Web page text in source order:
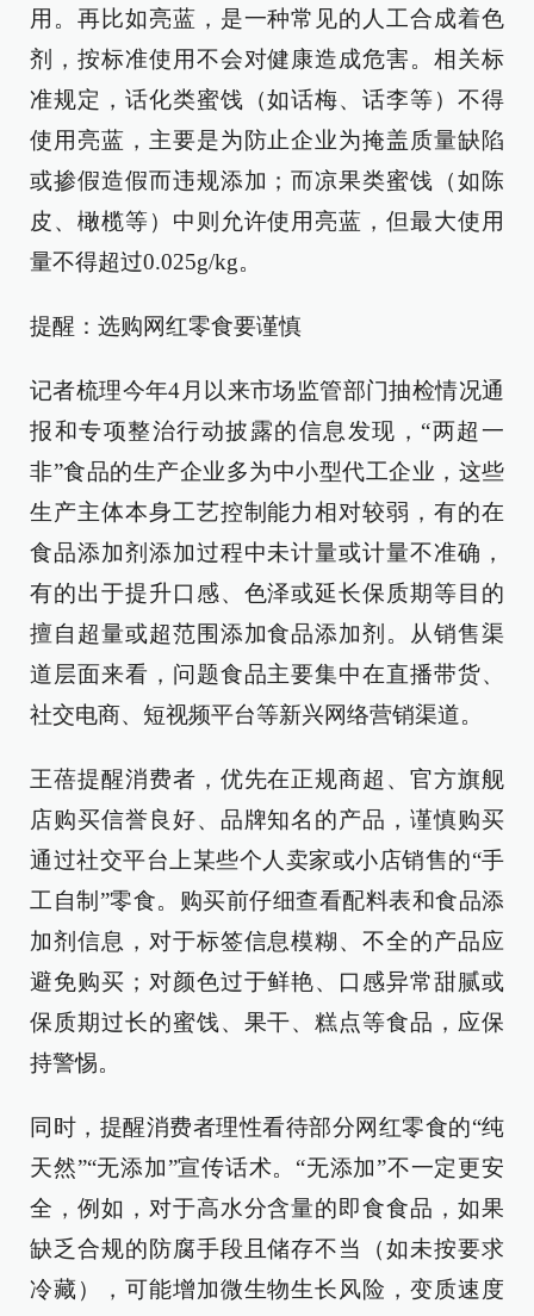
用。再比如亮蓝，是一种常见的人工合成着色
剂，按标准使用不会对健康造成危害。相关标
准规定，话化类蜜饯（如话梅、话李等）不得
使用亮蓝，主要是为防止企业为掩盖质量缺陷
或掺假造假而违规添加；而凉果类蜜饯（如陈
皮、橄榄等）中则允许使用亮蓝，但最大使用
量不得超过0.025g/kg。
提醒：选购网红零食要谨慎
记者梳理今年4月以来市场监管部门抽检情况通
报和专项整治行动披露的信息发现，“两超一
非”食品的生产企业多为中小型代工企业，这些
生产主体本身工艺控制能力相对较弱，有的在
食品添加剂添加过程中未计量或计量不准确，
有的出于提升口感、色泽或延长保质期等目的
擅自超量或超范围添加食品添加剂。从销售渠
道层面来看，问题食品主要集中在直播带货、
社交电商、短视频平台等新兴网络营销渠道。
王蓓提醒消费者，优先在正规商超、官方旗舰
店购买信誉良好、品牌知名的产品，谨慎购买
通过社交平台上某些个人卖家或小店销售的“手
工自制”零食。购买前仔细查看配料表和食品添
加剂信息，对于标签信息模糊、不全的产品应
避免购买；对颜色过于鲜艳、口感异常甜腻或
保质期过长的蜜饯、果干、糕点等食品，应保
持警惕。
同时，提醒消费者理性看待部分网红零食的“纯
天然”“无添加”宣传话术。“无添加”不一定更安
全，例如，对于高水分含量的即食食品，如果
缺乏合规的防腐手段且储存不当（如未按要求
冷藏），可能增加微生物生长风险，变质速度